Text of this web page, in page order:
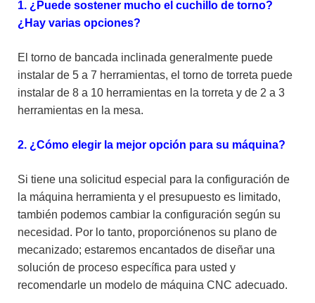
1. ¿Puede sostener mucho el cuchillo de torno?
¿Hay varias opciones?
El torno de bancada inclinada generalmente puede
instalar de 5 a 7 herramientas, el torno de torreta puede
instalar de 8 a 10 herramientas en la torreta y de 2 a 3
herramientas en la mesa.
2. ¿Cómo elegir la mejor opción para su máquina?
Si tiene una solicitud especial para la configuración de
la máquina herramienta y el presupuesto es limitado,
también podemos cambiar la configuración según su
necesidad. Por lo tanto, proporciónenos su plano de
mecanizado; estaremos encantados de diseñar una
solución de proceso específica para usted y
recomendarle un modelo de máquina CNC adecuado.